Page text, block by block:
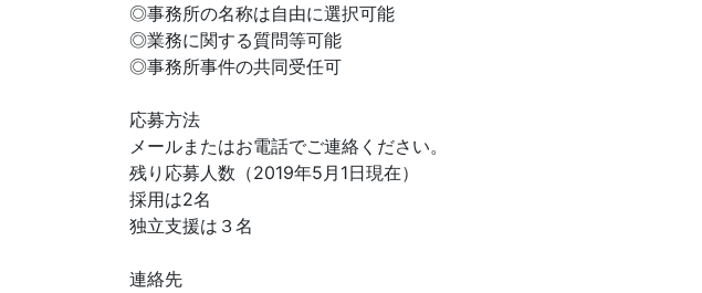
◎事務所の名称は自由に選択可能
◎業務に関する質問等可能
◎事務所事件の共同受任可
応募方法
メールまたはお電話でご連絡ください。
残り応募人数（2019年5月1日現在）
採用は2名
独立支援は３名
連絡先